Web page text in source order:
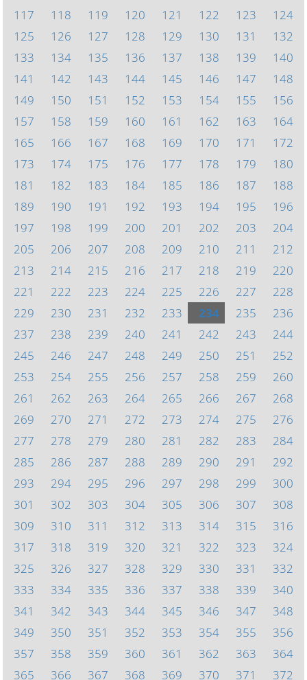
117
118 119 120 121 122 123
124
125
126 127 128 129 130 131
132
133
134 135 136 137 138 139
140
141
142 143 144 145 146 147
148
149
150 151 152 153 154 155
156
157
158 159 160 161 162 163
164
165
166 167 168 169 170 171
172
173
174 175 176 177 178 179
180
181
182 183 184 185 186 187
188
189
190 191 192 193 194 195
196
197
198 199 200 201 202 203
204
205
206 207 208 209 210 211
212
213
214 215 216 217 218 219
220
221
222 223 224 225 226 227
228
229
230 231 232 233 234 235
236
237
238 239 240 241 242 243
244
245
246 247 248 249 250 251
252
253
254 255 256 257 258 259
260
261
262 263 264 265 266 267
268
269
270 271 272 273 274 275
276
277
278 279 280 281 282 283
284
285
286 287 288 289 290 291
292
293
294 295 296 297 298 299
300
301
302 303 304 305 306 307
308
309
310 311 312 313 314 315
316
317
318 319 320 321 322 323
324
325
326 327 328 329 330 331
332
333
334 335 336 337 338 339
340
341
342 343 344 345 346 347
348
349
350 351 352 353 354 355
356
357
358 359 360 361 362 363
364
365
366 367 368 369 370 371 372